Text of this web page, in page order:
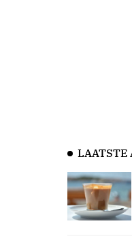
LAATSTE